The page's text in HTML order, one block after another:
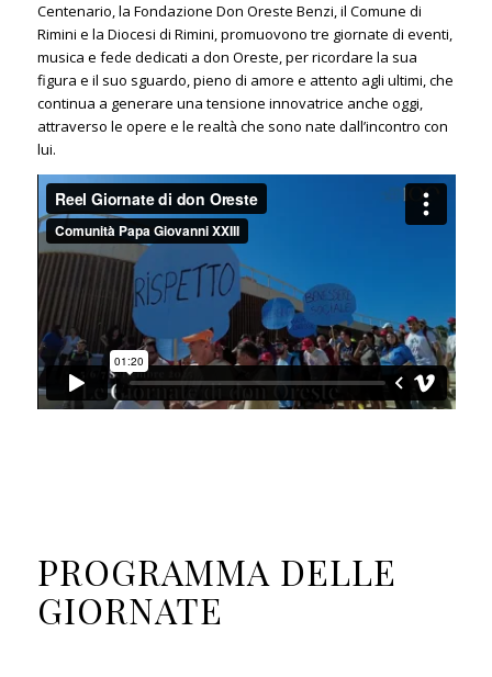
Centenario, la Fondazione Don Oreste Benzi, il Comune di
Rimini e la Diocesi di Rimini, promuovono tre giornate di eventi,
musica e fede dedicati a don Oreste, per ricordare la sua
figura e il suo sguardo, pieno di amore e attento agli ultimi, che
continua a generare una tensione innovatrice anche oggi,
attraverso le opere e le realtà che sono nate dall’incontro con
lui.
PROGRAMMA DELLE
GIORNATE